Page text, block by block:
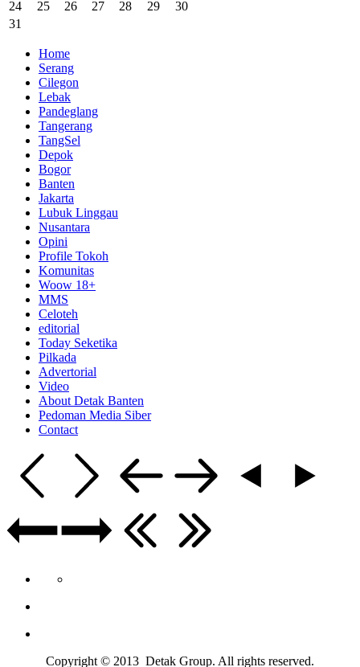
24
25 26 27 28 29
30
31
Home
Serang
Cilegon
Lebak
Pandeglang
Tangerang
TangSel
Depok
Bogor
Banten
Jakarta
Lubuk Linggau
Nusantara
Opini
Profile Tokoh
Komunitas
Woow 18+
MMS
Celoteh
editorial
Today Seketika
Pilkada
Advertorial
Video
About Detak Banten
Pedoman Media Siber
Contact
Copyright © 2013 Detak Group. All rights reserved.